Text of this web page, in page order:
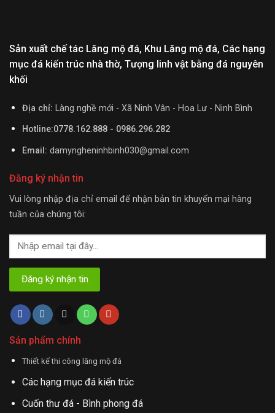
Sản xuất chế tác Lăng mộ đá, Khu Lăng mộ đá, Các hạng
mục đá kiến trúc nhà thờ, Tượng linh vật bằng đá nguyên
khối
Địa chỉ: Làng nghề mới - Xã Ninh Vân - Hoa Lư - Ninh Bình
Hotline:0778.162.888 - 0986.296.282
Email: damyngheninhbinh030@gmail.com
Đăng ký nhận tin
Vui lòng nhập địa chỉ email để nhận bản tin khuyến mại hàng
tuần của chúng tôi:
Sản phẩm chính
Thiết kế thi công lăng mộ đá
Các hạng mục đá kiến trúc
Cuốn thư đá - Bình phong đá